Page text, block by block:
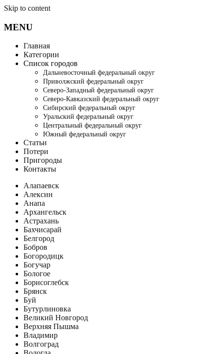
Skip to content
MENU
Главная
Категории
Список городов
Дальневосточный федеральный округ
Приволжский федеральный округ
Северо-Западный федеральный округ
Северо-Кавказский федеральный округ
Сибирский федеральный округ
Уральский федеральный округ
Центральный федеральный округ
Южный федеральный округ
Статьи
Потери
Пригороды
Контакты
Алапаевск
Алексин
Анапа
Архангельск
Астрахань
Бахчисарай
Белгород
Бобров
Богородицк
Богучар
Бологое
Борисоглебск
Брянск
Буй
Бутурлиновка
Великий Новгород
Верхняя Пышма
Владимир
Волгоград